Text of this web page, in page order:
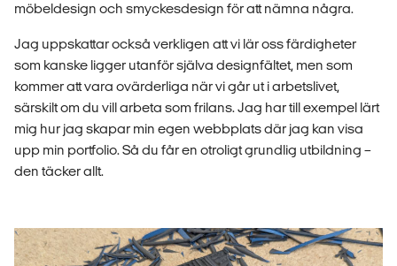
möbeldesign och smyckesdesign för att nämna några.
Jag uppskattar också verkligen att vi lär oss färdigheter
som kanske ligger utanför själva designfältet, men som
kommer att vara ovärderliga när vi går ut i arbetslivet,
särskilt om du vill arbeta som frilans. Jag har till exempel lärt
mig hur jag skapar min egen webbplats där jag kan visa
upp min portfolio. Så du får en otroligt grundlig utbildning –
den täcker allt.